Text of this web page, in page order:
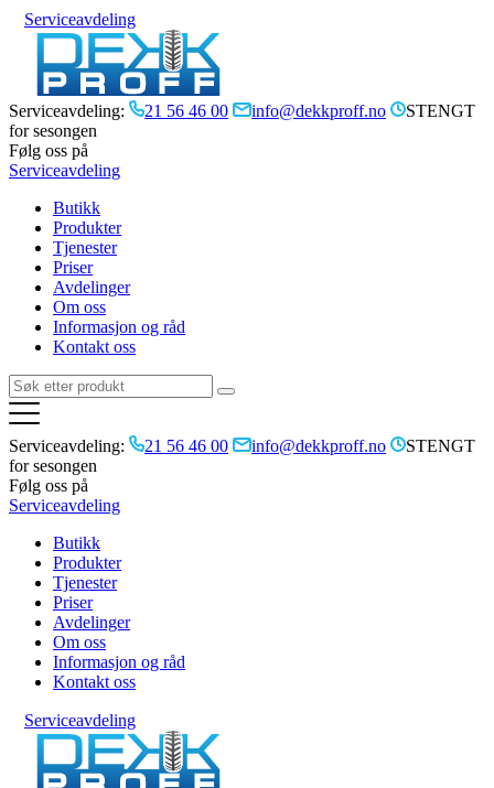
Serviceavdeling
Serviceavdeling: 21 56 46 00 info@dekkproff.no
STENGT
for sesongen
Følg oss på
Serviceavdeling
Butikk
Produkter
Tjenester
Priser
Avdelinger
Om oss
Informasjon og råd
Kontakt oss
Serviceavdeling: 21 56 46 00 info@dekkproff.no
STENGT
for sesongen
Følg oss på
Serviceavdeling
Butikk
Produkter
Tjenester
Priser
Avdelinger
Om oss
Informasjon og råd
Kontakt oss
Serviceavdeling